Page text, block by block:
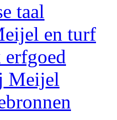
taal
en turf
Meijel